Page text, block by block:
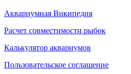
Аквариумная Википедия
Расчет совместимости рыбок
Калькулятор аквариумов
Пользовательское соглашение